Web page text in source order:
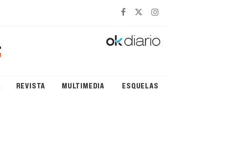
REVISTA MULTIMEDIA ESQUELAS